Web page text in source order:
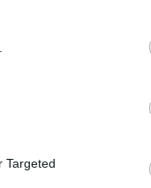
Targeted
un giro que
Esta
un líder de